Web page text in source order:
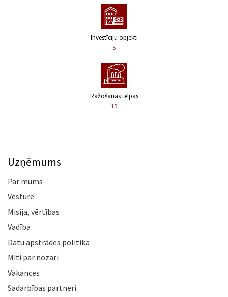
Investīciju objekti
5
Ražošanas telpas
15
Uzņēmums
Par mums
Vēsture
Misija, vērtības
Vadība
Datu apstrādes politika
Mīti par nozari
Vakances
Sadarbības partneri